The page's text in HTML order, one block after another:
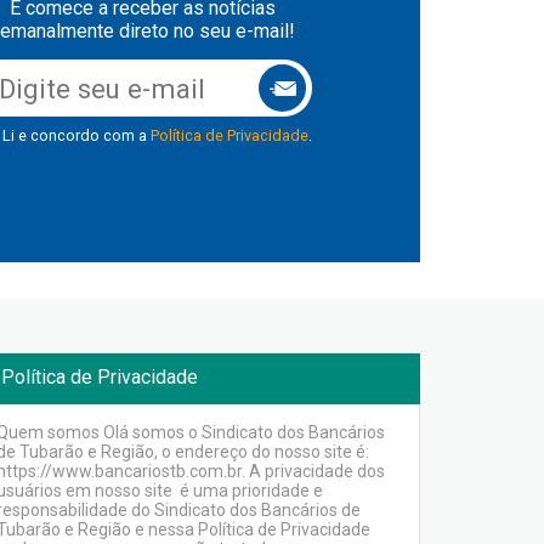
E comece a receber as notícias
direto no seu e-mail!
Li e concordo com aPolítica de Privacidade.
Política de Privacidade
somos Olá somos o Sindicato dos Bancários
Tubarão e Região, o endereço do nosso site é:
https://www.bancariostb.com.br. A privacidade dos
em nosso site é uma prioridade e
do Sindicato dos Bancários de
e Região e nessa Política de Privacidade